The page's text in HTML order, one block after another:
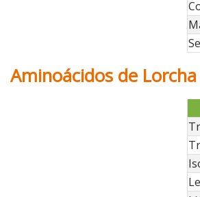
Aminoácidos de